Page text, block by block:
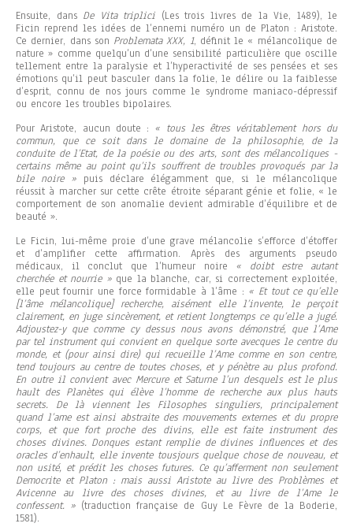
Ensuite, dans De Vita triplici (Les trois livres de la Vie, 1489), le
Ficin reprend les idées de l’ennemi numéro un de Platon : Aristote.
Ce dernier, dans son Problemata XXX, 1, définit le « mélancolique de
nature » comme quelqu’un d’une sensibilité particulière que oscille
tellement entre la paralysie et l’hyperactivité de ses pensées et ses
émotions qu’il peut basculer dans la folie, le délire ou la faiblesse
d’esprit, connu de nos jours comme le syndrome maniaco-dépressif
ou encore les troubles bipolaires.
Pour Aristote, aucun doute : « tous les êtres véritablement hors du
commun, que ce soit dans le domaine de la philosophie, de la
conduite de l’Etat, de la poésie ou des arts, sont des mélancoliques -
certains même au point qu’ils souffrent de troubles provoqués par la
bile noire »puis déclare élégamment que, si le mélancolique
réussit à marcher sur cette crête étroite séparant génie et folie, « le
comportement de son anomalie devient admirable d’équilibre et de
beauté ».
Le Ficin, lui-même proie d’une grave mélancolie s’efforce d’étoffer
et d’amplifier cette affirmation. Après des arguments pseudo
médicaux, il conclut que l’humeur noire « doibt estre autant
cherchée et nourrie »que la blanche, car, si correctement exploitée,
elle peut fournir une force formidable à l’âme : « Et tout ce qu’elle
[l’âme mélancolique] recherche, aisément elle l’invente, le perçoit
clairement, en juge sincèrement, et retient longtemps ce qu’elle a jugé.
Adjoustez-y que comme cy dessus nous avons démonstré, que l’Ame
par tel instrument qui convient en quelque sorte avecques le centre du
monde, et (pour ainsi dire) qui recueille l’Ame comme en son centre,
tend toujours au centre de toutes choses, et y pénètre au plus profond.
En outre il convient avec Mercure et Saturne l’un desquels est le plus
hault des Planètes qui élève l’homme de recherche aux plus hauts
secrets. De là viennent les Filosophes singuliers, principalement
quand l’ame est ainsi abstraite des mouvements externes et du propre
corps, et que fort proche des divins, elle est faite instrument des
choses divines. Donques estant remplie de divines influences et des
oracles d’enhault, elle invente tousjours quelque chose de nouveau, et
non usité, et prédit les choses futures. Ce qu’afferment non seulement
Democrite et Platon : mais aussi Aristote au livre des Problèmes et
Avicenne au livre des choses divines, et au livre de l’Ame le
confessent. » (traduction française de Guy Le Fèvre de la Boderie,
1581).